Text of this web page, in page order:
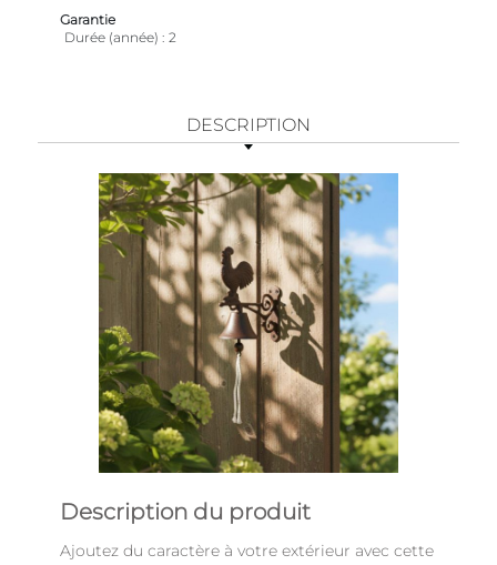
Garantie
Durée (année)
2
DESCRIPTION
Description du produit
Ajoutez du caractère à votre extérieur avec cette